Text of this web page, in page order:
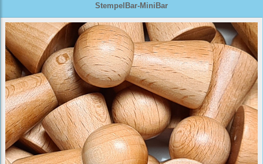
StempelBar-MiniBar